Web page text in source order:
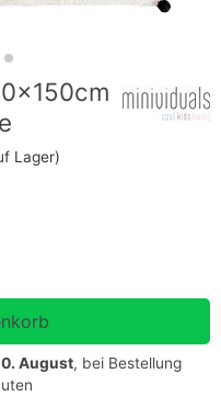
Lager)
August, bei Bestellung